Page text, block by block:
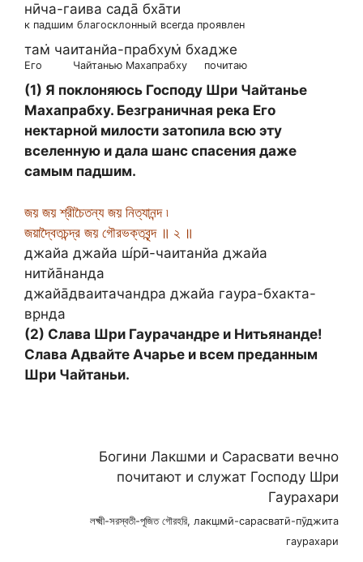
нӣча-гаива сада̄ бха̄ти
к падшим благосклонный всегда проявлен
там̇ чаитанйа-прабхум̇ бхадже
Его Чайтанью Махапрабху почитаю
(1) Я поклоняюсь Господу Шри Чайтанье
Махапрабху. Безграничная река Его
нектарной милости затопила всю эту
вселенную и дала шанс спасения даже
самым падшим.
জয় জয় শ্রীচৈতন্য জয় নিত্যানন্দ ৷
জয়াদ্বৈতচন্দ্র জয় গৌরভক্তবৃন্দ ॥ ২ ॥
джайа джайа ш́рӣ-чаитанйа джайа
нитйа̄нанда
джайа̄дваитачандра джайа гаура-бхакта-
вр̣нда
(2) Слава Шри Гаурачандре и Нитьянанде!
Слава Адвайте Ачарье и всем преданным
Шри Чайтаньи.
Богини Лакшми и Сарасвати вечно
почитают и служат Господу Шри
Гаурахари
লক্ষ্মী-সরস্বতী-পূজিত গৌরহরি, лакш̣мӣ-сарасватӣ-пӯджита
гаурахари